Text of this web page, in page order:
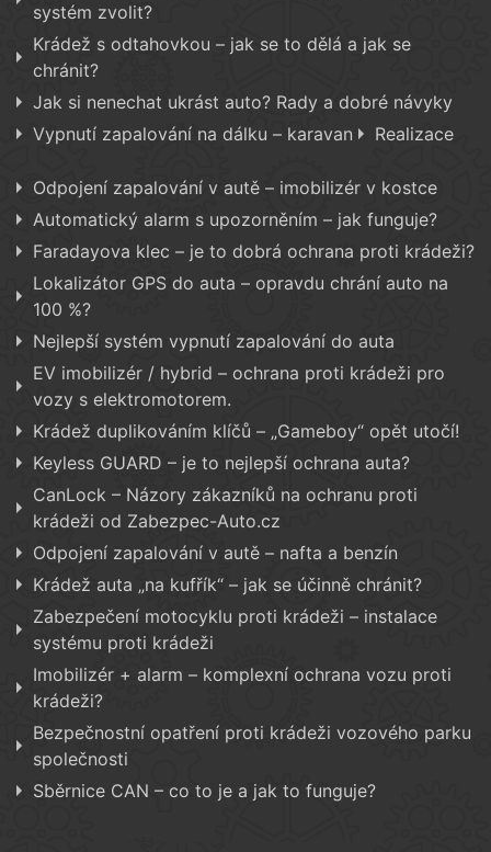
systém zvolit?
Krádež s odtahovkou – jak se to dělá a jak se
chránit?
Jak si nenechat ukrást auto? Rady a dobré návyky
Vypnutí zapalování na dálku – karavan
Realizace
Odpojení zapalování v autě – imobilizér v kostce
Automatický alarm s upozorněním – jak funguje?
Faradayova klec – je to dobrá ochrana proti krádeži?
Lokalizátor GPS do auta – opravdu chrání auto na
100 %?
Nejlepší systém vypnutí zapalování do auta
EV imobilizér / hybrid – ochrana proti krádeži pro
vozy s elektromotorem.
Krádež duplikováním klíčů – „Gameboy“ opět utočí!
Keyless GUARD – je to nejlepší ochrana auta?
CanLock – Názory zákazníků na ochranu proti
krádeži od Zabezpec-Auto.cz
Odpojení zapalování v autě – nafta a benzín
Krádež auta „na kufřík“ – jak se účinně chránit?
Zabezpečení motocyklu proti krádeži – instalace
systému proti krádeži
Imobilizér + alarm – komplexní ochrana vozu proti
krádeži?
Bezpečnostní opatření proti krádeži vozového parku
společnosti
Sběrnice CAN – co to je a jak to funguje?